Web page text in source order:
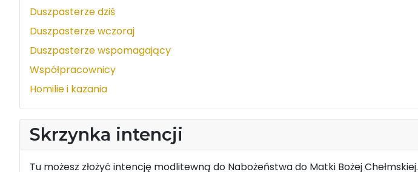
Duszpasterze dziś
Duszpasterze wczoraj
Duszpasterze wspomagający
Współpracownicy
Homilie i kazania
Skrzynka intencji
Tu możesz złożyć intencję modlitewną do Nabożeństwa do Matki Bożej Chełmskiej.